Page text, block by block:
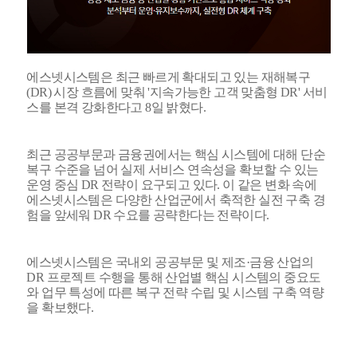
에스넷시스템은 최근 빠르게 확대되고 있는 재해복구
(DR) 시장 흐름에 맞춰 '지속가능한 고객 맞춤형 DR' 서비
스를 본격 강화한다고 8일 밝혔다.
최근 공공부문과 금융권에서는 핵심 시스템에 대해 단순
복구 수준을 넘어 실제 서비스 연속성을 확보할 수 있는
운영 중심 DR 전략이 요구되고 있다. 이 같은 변화 속에
에스넷시스템은 다양한 산업군에서 축적한 실전 구축 경
험을 앞세워 DR 수요를 공략한다는 전략이다.
에스넷시스템은 국내외 공공부문 및 제조·금융 산업의
DR 프로젝트 수행을 통해 산업별 핵심 시스템의 중요도
와 업무 특성에 따른 복구 전략 수립 및 시스템 구축 역량
을 확보했다.